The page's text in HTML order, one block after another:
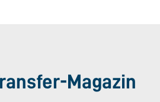
Magazin